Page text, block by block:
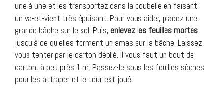
une à une et les transportez dans la poubelle en faisant
un va-et-vient très épuisant. Pour vous aider, placez une
grande bâche sur le sol. Puis, enlevez les feuilles mortes
jusqu’à ce qu’elles forment un amas sur la bâche. Laissez-
vous tenter par le carton déplié. Il vous faut un bout de
carton, à peu près 1 m. Passez-le sous les feuilles sèches
pour les attraper et le tour est joué.